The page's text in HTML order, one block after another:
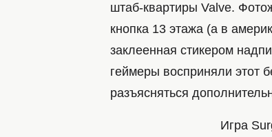
штаб-квартиры Valve.
кнопка 13 этажа (а в
заклеенная стикером
геймеры восприняли этот
разъясняться
Игра